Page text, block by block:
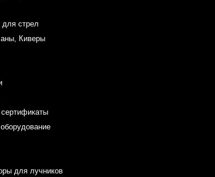
для стрел
Киверы
для лучников